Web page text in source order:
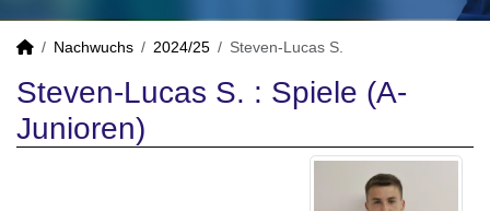
Nachwuchs 2024/25 Steven-Lucas S.
Steven-Lucas S. : Spiele (A-
Junioren)